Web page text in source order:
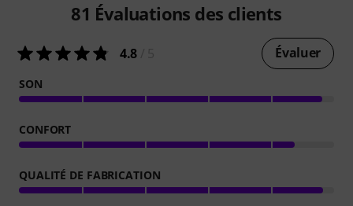
81 Évaluations des clients
4.8 Évaluer
SON
CONFORT
QUALITÉ DE FABRICATION